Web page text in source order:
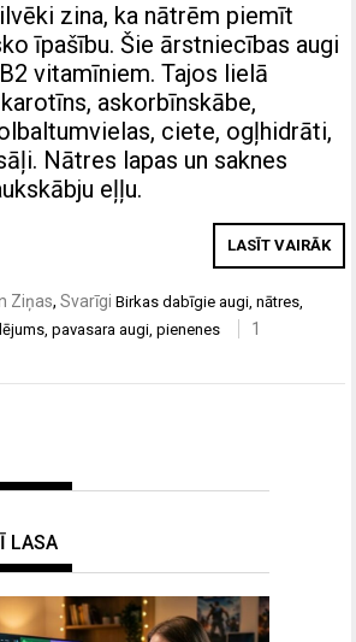
zina, ka nātrēm piemīt
īpašību. Šie ārstniecības augi
vitamīniem. Tajos lielā
askorbīnskābe,
ciete, ogļhidrāti,
Nātres lapas un saknes
eļļu.
LASĪT VAIRĀK
Ziņas,Svarīgi Birkasdabīgie augi,nātres,
,pavasara augi,pienenes
1
LASA